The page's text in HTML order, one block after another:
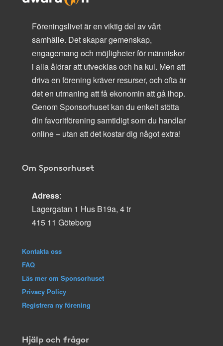
Föreningslivet är en viktig del av vårt
samhälle. Det skapar gemenskap,
engagemang och möjligheter för människor
i alla åldrar att utvecklas och ha kul. Men att
driva en förening kräver resurser, och ofta är
det en utmaning att få ekonomin att gå ihop.
Genom Sponsorhuset kan du enkelt stötta
din favoritförening samtidigt som du handlar
online – utan att det kostar dig något extra!
Om Sponsorhuset
Adress:
Lagergatan 1 Hus B19a, 4 tr
415 11 Göteborg
Kontakta oss
FAQ
Läs mer om Sponsorhuset
Privacy Policy
Registrera ny förening
Hjälp och frågor